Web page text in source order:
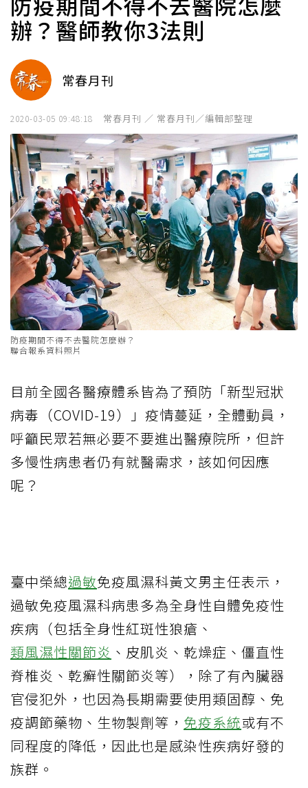
辦？醫師教你3法則
常春月刊
2020-03-05 09:48:18 常春月刊 ／ 常春月刊／編輯部整理
防疫期間不得不去醫院怎麼辦？
聯合報系資料照片
目前全國各醫療體系皆為了預防「新型冠狀
病毒（COVID-19）」疫情蔓延，全體動員，
呼籲民眾若無必要不要進出醫療院所，但許
多慢性病患者仍有就醫需求，該如何因應
呢？
臺中榮總過敏免疫風濕科黃文男主任表示，
過敏免疫風濕科病患多為全身性自體免疫性
疾病（包括全身性紅斑性狼瘡、
類風濕性關節炎 、皮肌炎、乾燥症、僵直性
脊椎炎、乾癬性關節炎等），除了有內臟器
官侵犯外，也因為長期需要使用類固醇、免
疫調節藥物、生物製劑等， 免疫系統或有不
同程度的降低，因此也是感染性疾病好發的
族群。